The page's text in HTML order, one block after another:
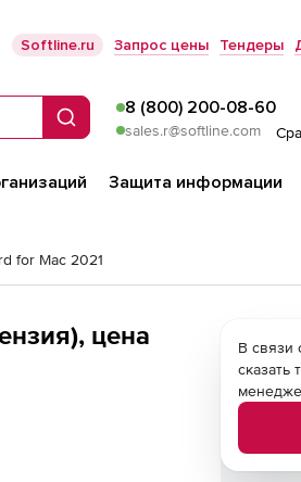
Softline.ru Запрос цены Тендеры
Поиск
8 (800) 200-08-60
sales.r@softline.com
Защита информации
for Mac 2021
цена
В связи
сказать